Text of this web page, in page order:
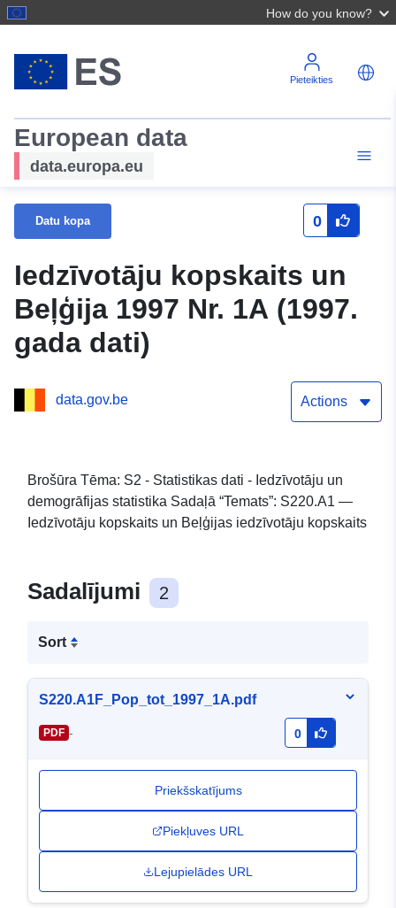
How do you know?
Pieteikties
European data
data.europa.eu
Datu kopa 0
Iedzīvotāju kopskaits un
Beļģija 1997 Nr. 1A (1997.
gada dati)
data.gov.be Actions
Brošūra Tēma: S2 - Statistikas dati - Iedzīvotāju un
demogrāfijas statistika Sadaļā “Temats”: S220.A1 —
Iedzīvotāju kopskaits un Beļģijas iedzīvotāju kopskaits
Sadalījumi 2
Sort
S220.A1F_Pop_tot_1997_1A.pdf
PDF - 0
Priekšskatījums
Piekļuves URL
Lejupielādes URL